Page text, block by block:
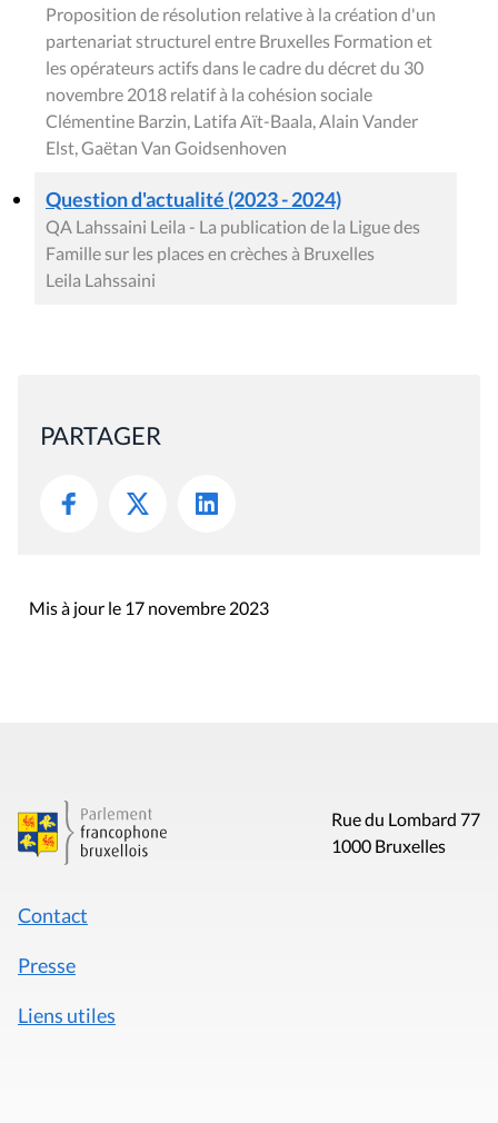
Proposition de résolution relative à la création d'un
partenariat structurel entre Bruxelles Formation et
les opérateurs actifs dans le cadre du décret du 30
novembre 2018 relatif à la cohésion sociale
Clémentine Barzin, Latifa Aït-Baala, Alain Vander
Elst, Gaëtan Van Goidsenhoven
Question d'actualité (2023 - 2024)
QA Lahssaini Leila - La publication de la Ligue des
Famille sur les places en crèches à Bruxelles
Leila Lahssaini
PARTAGER
Mis à jour le 17 novembre 2023
Rue du Lombard 77
1000 Bruxelles
Contact
Presse
Liens utiles